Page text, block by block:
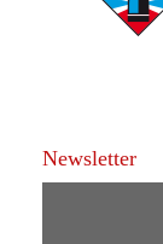
Newsletter